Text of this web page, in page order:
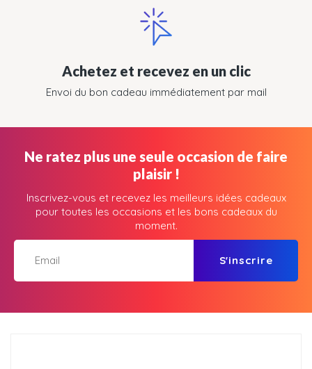
Achetez et recevez en un clic
Envoi du bon cadeau immédiatement par mail
Ne ratez plus une seule occasion de faire
plaisir !
Inscrivez-vous et recevez les meilleurs idées cadeaux
pour toutes les occasions et les bons cadeaux du
moment.
S'inscrire